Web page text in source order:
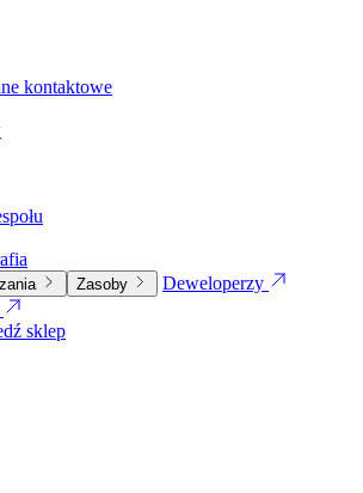
kontaktowe
Zasoby
Deweloperzy
sklep